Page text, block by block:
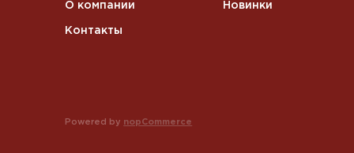
О компании
Контакты
Новинки
Powered by nopCommerce